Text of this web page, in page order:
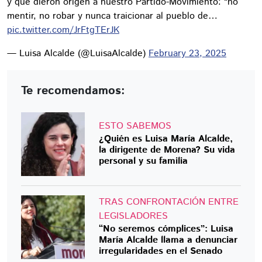
mentir, no robar y nunca traicionar al pueblo de…
pic.twitter.com/JrFtgTErJK
— Luisa Alcalde (@LuisaAlcalde) February 23, 2025
Te recomendamos:
ESTO SABEMOS
¿Quién es Luisa María Alcalde,
la dirigente de Morena? Su vida
personal y su familia
TRAS CONFRONTACIÓN ENTRE
LEGISLADORES
“No seremos cómplices”: Luisa
María Alcalde llama a denunciar
irregularidades en el Senado